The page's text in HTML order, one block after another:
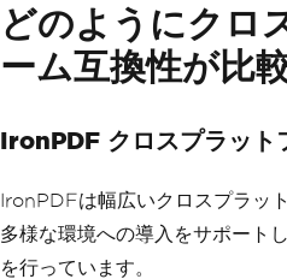
どのようにクロ
ーム互換性が比
IronPDF クロスプラット
IronPDFは幅広いクロスプラッ
多様な環境への導入をサポート
を行っています。